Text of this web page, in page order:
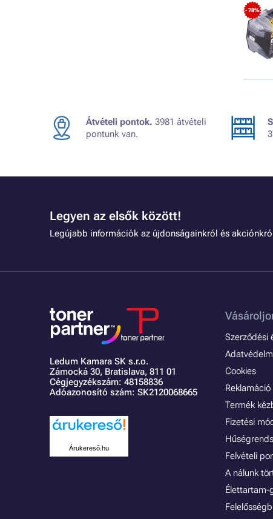
- 78%
Átvételi pontok. 3981 átvételi
pontunk van.
Legyen az elsők között!
Legújabb információk az újdonságainkról és
Ledum Kamara SK s.r.o.
Zámocká 30, Bratislava, 811 01
Cégjegyzékszám: 48158836
Adóazonosító szám: SK2120068665
Árukereső.hu
Szerződési
Cookies
Termék
Fizetési
Felvételi
A nálunk
Élettartam-